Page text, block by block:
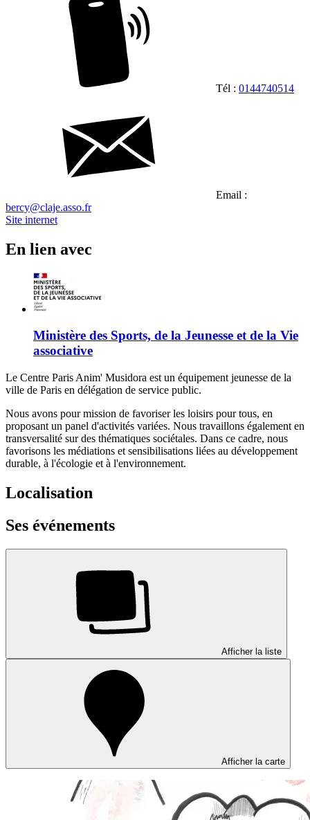
Tél : 0144740514
Email :
bercy@claje.asso.fr
Site internet
En lien avec
Ministère des Sports, de la Jeunesse et de la Vie
associative
Le Centre Paris Anim' Musidora est un équipement jeunesse de la
ville de Paris en délégation de service public.
Nous avons pour mission de favoriser les loisirs pour tous, en
proposant un panel d'activités variées. Nous travaillons également en
transversalité sur des thématiques sociétales. Dans ce cadre, nous
favorisons les médiations et sensibilisations liées au développement
durable, à l'écologie et à l'environnement.
Localisation
Ses événements
Afficher la liste
Afficher la carte